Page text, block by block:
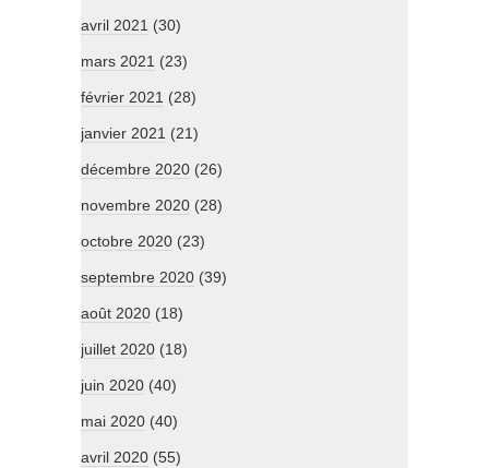
avril 2021 (30)
mars 2021 (23)
février 2021 (28)
janvier 2021 (21)
décembre 2020 (26)
novembre 2020 (28)
octobre 2020 (23)
septembre 2020 (39)
août 2020 (18)
juillet 2020 (18)
juin 2020 (40)
mai 2020 (40)
avril 2020 (55)